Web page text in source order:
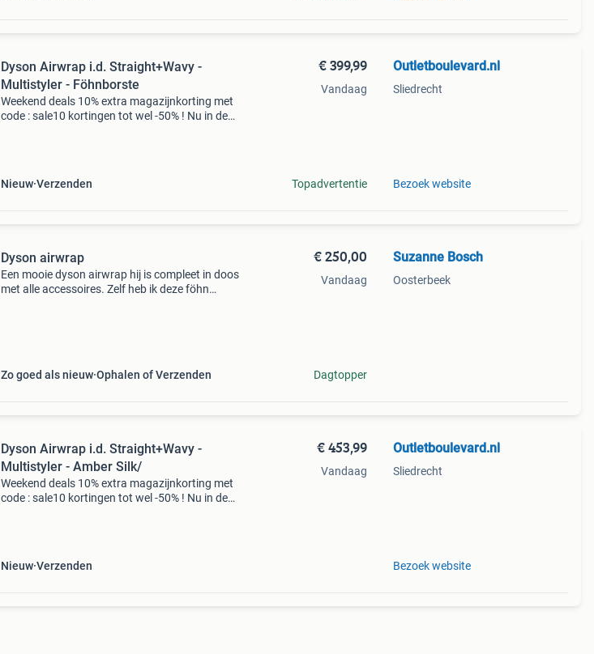
Dyson Airwrap i.d. Straight+Wavy -
Multistyler - Föhnborste
Weekend deals 10% extra magazijnkorting met
code : sale10 kortingen tot wel -50% ! Nu in de
Nieuw Verzenden
€ 399,99
Vandaag
Topadvertentie
Outletboulevard.nl
Sliedrecht
Bezoek website
Dyson airwrap
Een mooie dyson airwrap hij is compleet in doos
met alle accessoires. Zelf heb ik deze föhn
Zo goed als nieuw Ophalen of Verzenden
€ 250,00
Vandaag
Dagtopper
Suzanne Bosch
Oosterbeek
Dyson Airwrap i.d. Straight+Wavy -
Multistyler - Amber Silk/
Weekend deals 10% extra magazijnkorting met
code : sale10 kortingen tot wel -50% ! Nu in de
Nieuw Verzenden
€ 453,99
Vandaag
Outletboulevard.nl
Sliedrecht
Bezoek website